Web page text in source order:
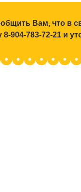
Вам, что в
8-904-783-72-21 и